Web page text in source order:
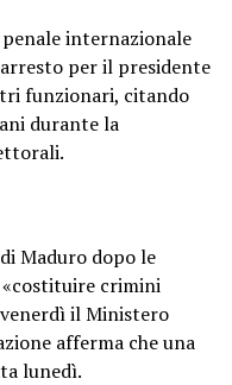
internazionale
per il presidente
funzionari, citando
durante la
Maduro dopo le
crimini
il Ministero
afferma che una
lunedì.